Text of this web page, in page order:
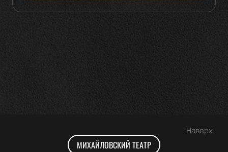
Наверх
МИХАЙЛОВСКИЙ ТЕАТР